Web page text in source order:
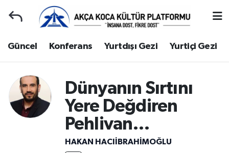
Güncel Konferans Yurtdışı Gezi Yurtiçi Gezi
Dünyanın Sırtını
Yere Değdiren
Pehlivan…
HAKAN HACIİBRAHİMOĞLU
Gençlerle Başbaşa
Güncel
Konferans
Yurtdışı Gezi
Kocaeli Hava Durumu
Kocaeli Namaz Vakitleri
Kocaeli Trafik Yoğunluk Haritası
Süper Lig Puan Durumu ve Fikstür